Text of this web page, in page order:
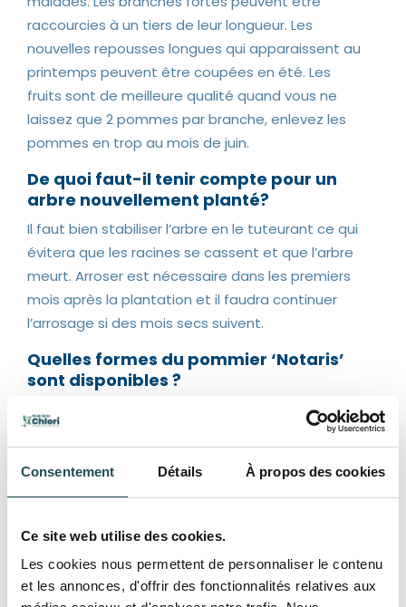
Consentement Détails À propos des cookies
Ce site web utilise des cookies.
Les cookies nous permettent de personnaliser le contenu
et les annonces, d'offrir des fonctionnalités relatives aux
raccourcies à un tiers de leur longueur. Les
nouvelles repousses longues qui apparaissent au
printemps peuvent être coupées en été. Les
fruits sont de meilleure qualité quand vous ne
laissez que 2 pommes par branche, enlevez les
pommes en trop au mois de juin.
De quoi faut-il tenir compte pour un
arbre nouvellement planté?
Il faut bien stabiliser l’arbre en le tuteurant ce qui
évitera que les racines se cassent et que l’arbre
meurt. Arroser est nécessaire dans les premiers
mois après la plantation et il faudra continuer
l’arrosage si des mois secs suivent.
Quelles formes du pommier ‘Notaris’
sont disponibles ?
Le Malus Domestica ‘Notaris’ est disponible en
demi-tige et haute tige, 3 circonférences de
hauteur et la circonférence du tronc sont élevés,
plus les arbres sont âgés c’est ce qui explique
leur prix.